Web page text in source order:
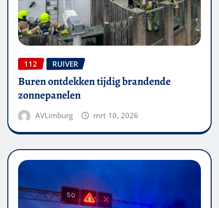
112 RUIVER
Buren ontdekken tijdig brandende
zonnepanelen
AVLimburg mrt 10, 2026